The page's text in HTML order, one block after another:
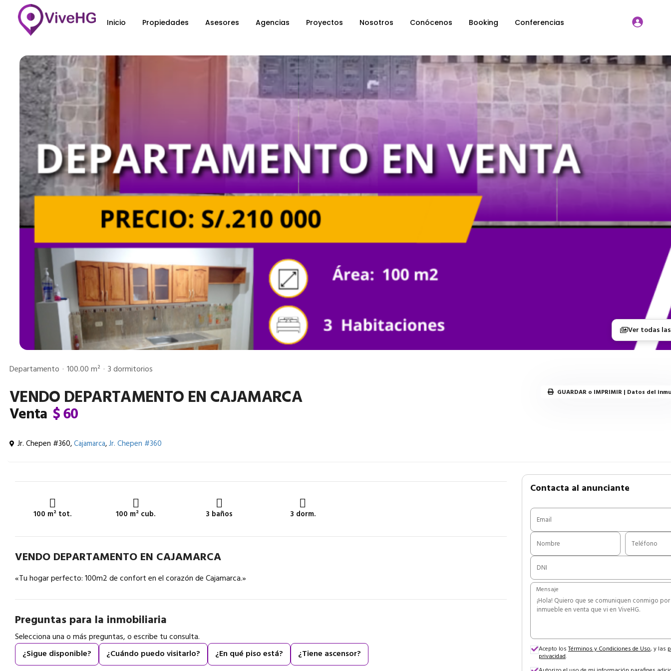
Inicio Propiedades Asesores Agencias Proyectos Nosotros Conócenos Booking Conferencias
Ver todas
Departamento 100.00 m² 3 dormitorios
VENDO DEPARTAMENTO EN CAJAMARCA
Venta $ 60
Jr. Chepen #360,Cajamarca,Jr. Chepen #360
GUARDAR o IMPRIMIR | Datos del
100 m² tot. 100 m² cub. 3 baños 3 dorm.
VENDO DEPARTAMENTO EN CAJAMARCA
«Tu hogar perfecto: 100m2 de confort en el corazón de Cajamarca.»
Preguntas para la inmobiliaria
Selecciona una o más preguntas, o escribe tu consulta.
¿Sigue disponible?
¿Cuándo puedo visitarlo? ¿En qué piso está? ¿Tiene ascensor?
Contacta al anunciante
Mensaje
Acepto losTérminos y Condiciones de Uso, y las
privacidad.